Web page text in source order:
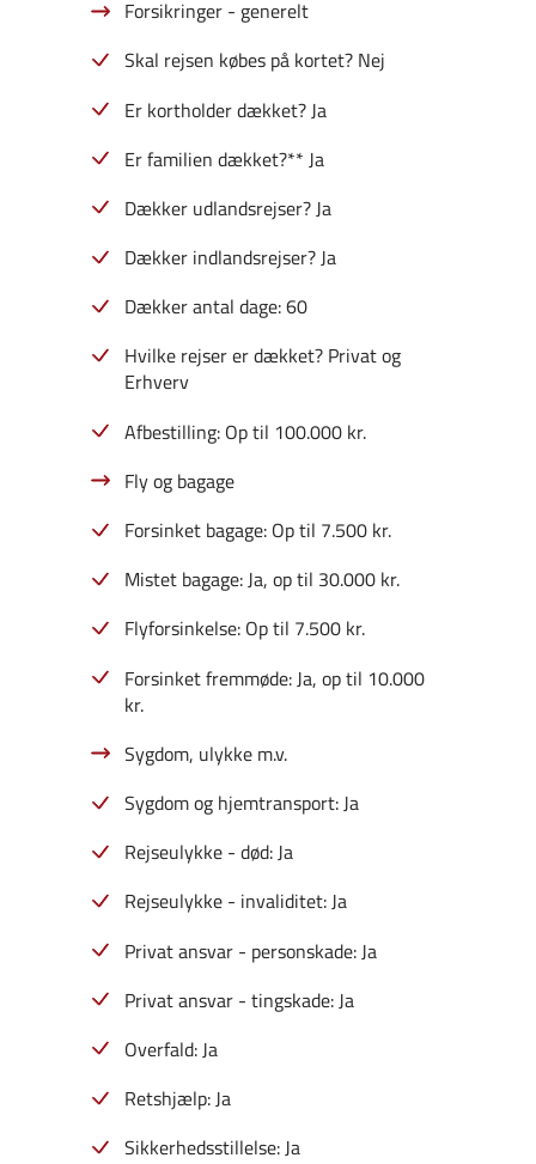
Forsikringer - generelt
Skal rejsen købes på kortet? Nej
Er kortholder dækket? Ja
Er familien dækket?** Ja
Dækker udlandsrejser? Ja
Dækker indlandsrejser? Ja
Dækker antal dage: 60
Hvilke rejser er dækket? Privat og
Erhverv
Afbestilling: Op til 100.000 kr.
Fly og bagage
Forsinket bagage: Op til 7.500 kr.
Mistet bagage: Ja, op til 30.000 kr.
Flyforsinkelse: Op til 7.500 kr.
Forsinket fremmøde: Ja, op til 10.000
kr.
Sygdom, ulykke m.v.
Sygdom og hjemtransport: Ja
Rejseulykke - død: Ja
Rejseulykke - invaliditet: Ja
Privat ansvar - personskade: Ja
Privat ansvar - tingskade: Ja
Overfald: Ja
Retshjælp: Ja
Sikkerhedsstillelse: Ja